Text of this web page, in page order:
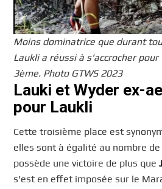
Moins dominatrice que durant
Laukli a réussi à s’accrocher
3ème. Photo GTWS 2023
Lauki et Wyder ex-
pour Laukli
Cette troisième place est
elles sont à égalité au nombre
possède une victoire de plus que
s’est en effet imposée sur le